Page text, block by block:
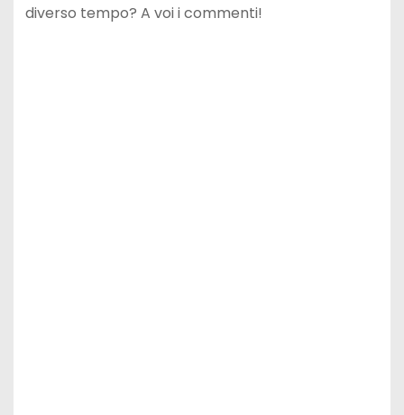
diverso tempo? A voi i commenti!